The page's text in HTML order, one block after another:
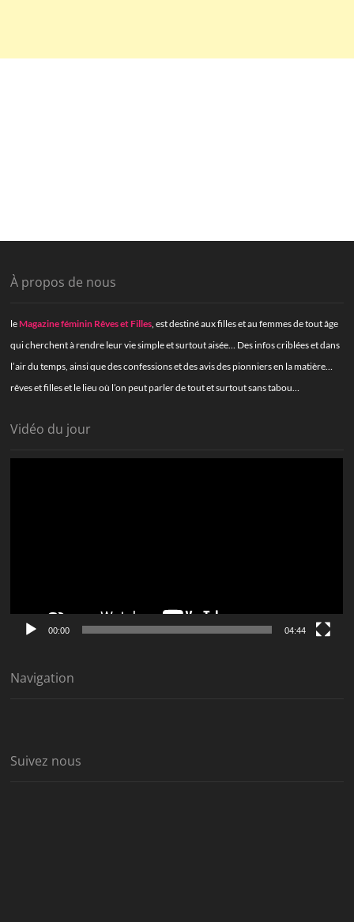
À propos de nous
leMagazine féminin Rêves et Filles, est destiné aux filles et au femmes de tout âge
qui cherchent à rendre leur vie simple et surtout aisée… Des infos criblées et dans
l’air du temps, ainsi que des confessions et des avis des pionniers en la matière…
rêves et filles et le lieu où l’on peut parler de tout et surtout sans tabou…
Vidéo du jour
00:00 04:44
Navigation
Suivez nous